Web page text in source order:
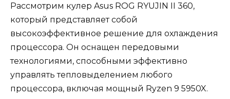
Рассмотрим кулер Asus ROG RYUJIN II 360,
который представляет собой
высокоэффективное решение для охлаждения
процессора. Он оснащен передовыми
технологиями, способными эффективно
управлять тепловыделением любого
процессора, включая мощный Ryzen 9 5950X.